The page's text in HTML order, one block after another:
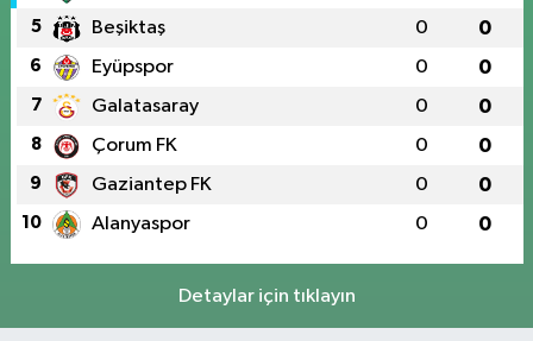
5 Beşiktaş 0 0
6 Eyüpspor 0 0
7 Galatasaray 0 0
8 Çorum FK 0 0
9 Gaziantep FK 0 0
10 Alanyaspor 0 0
Detaylar için tıklayın